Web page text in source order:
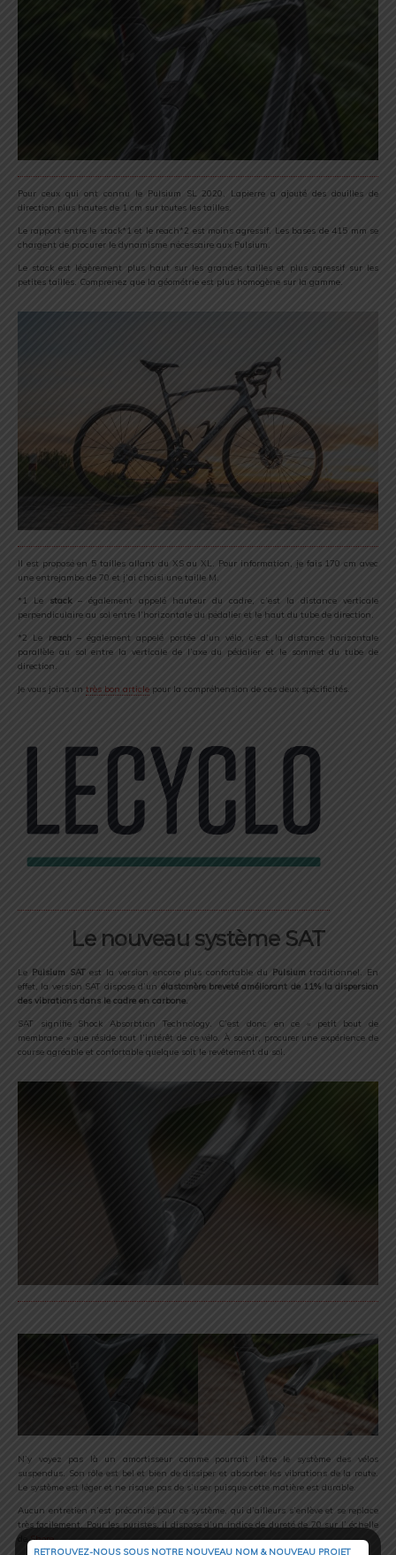
Pour ceux qui ont connu le Pulsium SL 2020, Lapierre a ajouté des douilles de
direction plus hautes de 1 cm sur toutes les tailles.
Le rapport entre le stack*1 et le reach*2 est moins agressif. Les bases de 415 mm se
chargent de procurer le dynamisme nécessaire aux Pulsium.
Le stack est légèrement plus haut sur les grandes tailles et plus agressif sur les
petites tailles. Comprenez que la géométrie est plus homogène sur la gamme.
Il est proposé en 5 tailles allant du XS au XL. Pour information, je fais 170 cm avec
une entrejambe de 70 et j’ai choisi une taille M.
*1 Le stack– également appelé hauteur du cadre, c’est la distance verticale
perpendiculaire au sol entre l’horizontale du pédalier et le haut du tube de direction.
*2 Le
reach– également appelé portée d’un vélo, c’est la distance horizontale
parallèle au sol entre la verticale de l’axe du pédalier et le sommet du tube de
direction.
Je vous joins un très bon article pour la compréhension de ces deux spécificités.
Le nouveau système SAT
Le Pulsium SATest la version encore plus confortable du Pulsium traditionnel. En
effet, la version SAT dispose d’un élastomère breveté améliorant de 11% la dispersion
des vibrations dans le cadre en carbone.
SAT signifie Shock Absorbtion Technology. C’est donc en ce « petit bout de
membrane » que réside tout l’intérêt de ce vélo. À savoir, procurer une expérience de
course agréable et confortable quelque soit le revêtement du sol.
N’y voyez pas là un amortisseur comme pourrait l’être le système des vélos
suspendus. Son rôle est bel et bien de dissiper et absorber les vibrations de la route.
Le système est léger et ne risque pas de s’user puisque cette matière est durable.
Aucun entretien n’est préconisé pour ce système, qui d’ailleurs s’enlève et se replace
très facilement. Pour les puristes, il dispose d’un indice de dureté de 70 sur l’ échelle
deShore.
RETROUVEZ-NOUS SOUS NOTRE NOUVEAU NOM & NOUVEAU PROJET